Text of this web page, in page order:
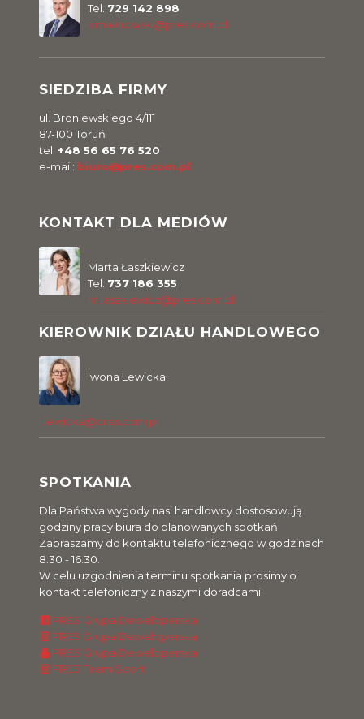
SIEDZIBA FIRMY
ul. Broniewskiego 4/111
87-100 Toruń
tel. +48 56 65 76 520
e-mail: biuro@pres.com.pl
KONTAKT DLA MEDIÓW
Marta Łaszkiewicz
Tel. 737 186 355
m.laszkiewicz@pres.com.pl
KIEROWNIK DZIAŁU HANDLOWEGO
Iwona Lewicka
i.lewicka@pres.com.pl
SPOTKANIA
Dla Państwa wygody nasi handlowcy dostosowują
godziny pracy biura do planowanych spotkań.
Zapraszamy do kontaktu telefonicznego w godzinach
8:30 - 16:30.
W celu uzgodnienia terminu spotkania prosimy o
kontakt telefoniczny z naszymi doradcami.
PRES Grupa Deweloperska
PRES Grupa Deweloperska
PRES Grupa Deweloperska
PRES Team Sport
Tel. 729 142 898
s.malinowski@pres.com.pl